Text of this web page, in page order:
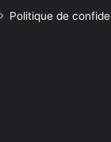
Politique de